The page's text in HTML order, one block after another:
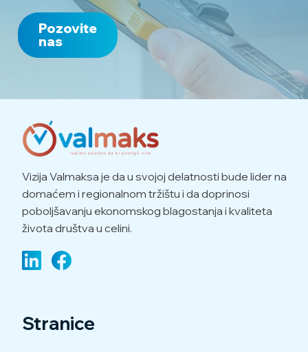
Pozovite
nas
Vizija Valmaksa je da u svojoj delatnosti bude lider na
domaćem i regionalnom tržištu i da doprinosi
poboljšavanju ekonomskog blagostanja i kvaliteta
života društva u celini.
Stranice